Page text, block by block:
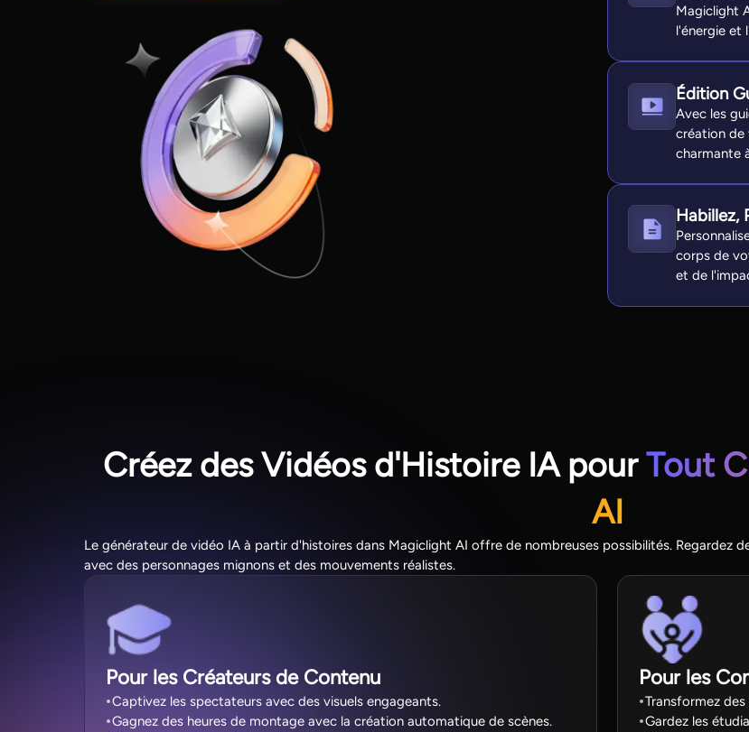
Magiclight
l'énergie et
Édition
Avec les
création de
charmante
Habillez,
corps de
et de
Créez des Vidéos d'Histoire IA pourTout
AI
Le générateur de vidéo IA à partir d'histoires dans Magiclight AI offre de nombreuses possibilités. Regardez
avec des personnages mignons et des mouvements réalistes.
Pour les Créateurs de Contenu
Captivez les spectateurs avec des visuels engageants.
Gagnez des heures de montage avec la création automatique de scènes.
Pour les
Transformez
Gardez les